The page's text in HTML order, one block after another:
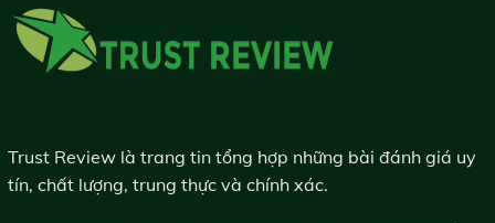
Trust Review là trang tin tổng hợp những bài đánh giá uy
tín, chất lượng, trung thực và chính xác.